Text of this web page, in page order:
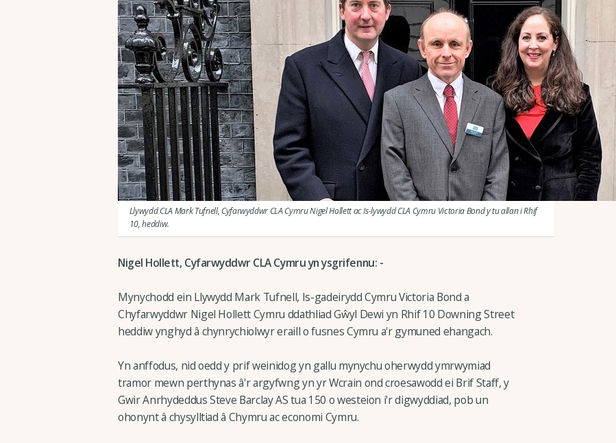
Llywydd CLA Mark Tufnell, Cyfarwyddwr CLA Cymru Nigel Hollett ac Is-lywydd CLA Cymru Victoria Bond y tu allan i Rhif
10, heddiw.
Nigel Hollett, Cyfarwyddwr CLA Cymru yn ysgrifennu: -
Mynychodd ein Llywydd Mark Tufnell, Is-gadeirydd Cymru Victoria Bond a
Chyfarwyddwr Nigel Hollett Cymru ddathliad Gŵyl Dewi yn Rhif 10 Downing Street
heddiw ynghyd â chynrychiolwyr eraill o fusnes Cymru a'r gymuned ehangach.
Yn anffodus, nid oedd y prif weinidog yn gallu mynychu oherwydd ymrwymiad
tramor mewn perthynas â'r argyfwng yn yr Wcrain ond croesawodd ei Brif Staff, y
Gwir Anrhydeddus Steve Barclay AS tua 150 o westeion i'r digwyddiad, pob un
ohonynt â chysylltiad â Chymru ac economi Cymru.